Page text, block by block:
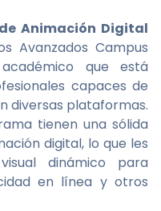
Animación Digital
Avanzados Campus
que está
capaces de
diversas plataformas.
tienen una sólida
digital, lo que les
dinámico para
en línea y otros